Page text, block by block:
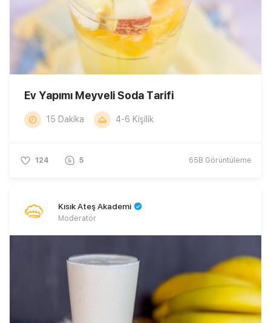
Ev Yapımı Meyveli Soda Tarifi
15 Dakika 4-6 Kişilik
124 5 65B Görüntüleme
Kısık Ateş Akademi
Moderatör